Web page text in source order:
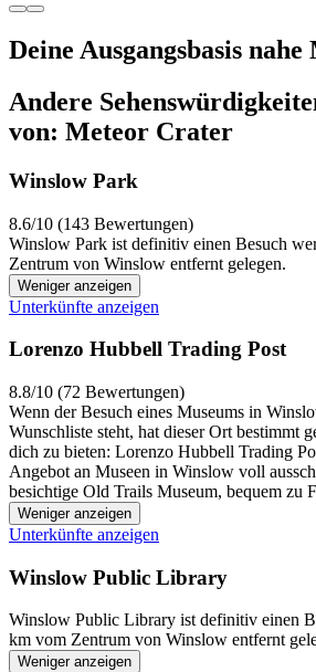
Deine Ausgangsbasis
Andere
von: Meteor Crater
Winslow Park
8.6/10 (143 Bewertungen)
Winslow Park ist definitiv einen Besuch
Zentrum von Winslow entfernt gelegen.
Weniger anzeigen
Unterkünfte anzeigen
Lorenzo Hubbell Trading Post
8.8/10 (72 Bewertungen)
Wenn der Besuch eines Museums in
Wunschliste steht, hat dieser Ort bestimmt
dich zu bieten: Lorenzo Hubbell Trading
Angebot an Museen in Winslow voll
besichtige Old Trails Museum, bequem zu
Weniger anzeigen
Unterkünfte anzeigen
Winslow Public Library
Winslow Public Library ist definitiv einen
km vom Zentrum von Winslow entfernt
Weniger anzeigen